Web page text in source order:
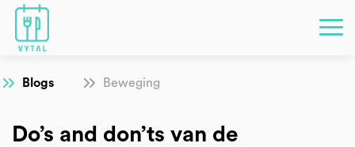
Blogs Beweging
Do’s and don’ts van de